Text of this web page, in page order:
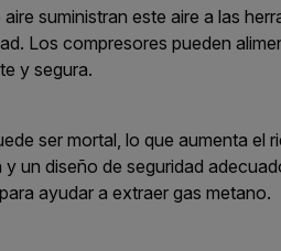
suministran este aire a las
Los compresores pueden
y segura.
ser mortal, lo que aumenta el
un diseño de seguridad
ayudar a extraer gas metano.